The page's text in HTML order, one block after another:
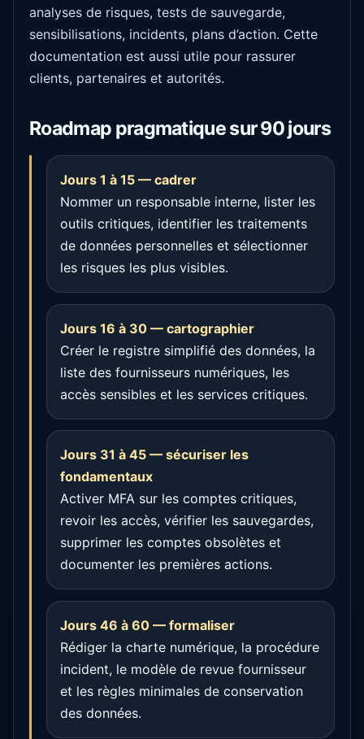
analyses de risques, tests de sauvegarde,
sensibilisations, incidents, plans d’action. Cette
documentation est aussi utile pour rassurer
clients, partenaires et autorités.
Roadmap pragmatique sur 90 jours
Jours 1 à 15 — cadrer
Nommer un responsable interne, lister les
outils critiques, identifier les traitements
de données personnelles et sélectionner
les risques les plus visibles.
Jours 16 à 30 — cartographier
Créer le registre simplifié des données, la
liste des fournisseurs numériques, les
accès sensibles et les services critiques.
Jours 31 à 45 — sécuriser les
fondamentaux
Activer MFA sur les comptes critiques,
revoir les accès, vérifier les sauvegardes,
supprimer les comptes obsolètes et
documenter les premières actions.
Jours 46 à 60 — formaliser
Rédiger la charte numérique, la procédure
incident, le modèle de revue fournisseur
et les règles minimales de conservation
des données.